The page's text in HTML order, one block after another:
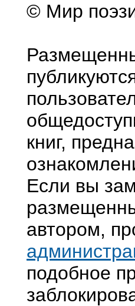
© Мир
книг,
Если вы
автором,
подобное